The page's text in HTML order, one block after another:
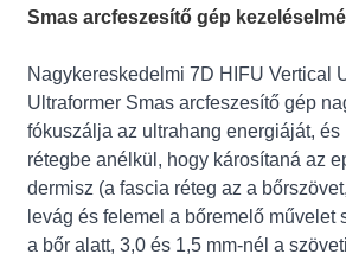
Smas arcfeszesítő gép
Nagykereskedelmi 7D HIFU Vertical
Ultraformer Smas arcfeszesítő gép
fókuszálja az ultrahang energiáját, és
rétegbe anélkül, hogy károsítaná az
dermisz (a fascia réteg az a
levág és felemel a bőremelő művelet
a bőr alatt, 3,0 és 1,5 mm-nél a